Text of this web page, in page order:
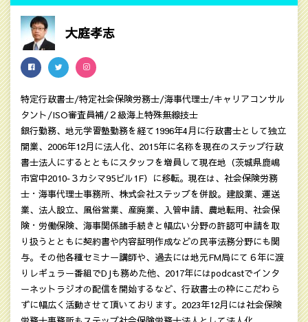
大庭孝志
特定行政書士/特定社会保険労務士/海事代理士/キャリアコンサル
タント/ISO審査員補/２級海上特殊無線技士
銀行勤務、地元学習塾勤務を経て1996年4月に行政書士として独立
開業、2006年12月に法人化、2015年に名称を現在のステップ行政
書士法人にするとともにスタッフを増員して現在地（茨城県鹿嶋
市宮中2010‐３カシマ95ビル1F）に移転。現在は、社会保険労務
士・海事代理士事務所、株式会社ステップを併設。建設業、運送
業、法人設立、風俗営業、産廃業、入管申請、農地転用、社会保
険・労働保険、海事関係諸手続きと幅広い分野の許認可申請を取
り扱うとともに契約書や内容証明作成などの民亊法務分野にも関
与。その他各種セミナー講師や、過去には地元FM局にて６年に渡
りレギュラー番組でDJも務めた他、2017年にはpodcastでインタ
ーネットラジオの配信を開始するなど、行政書士の枠にこだわら
ずに幅広く活動させて頂いております。2023年12月には社会保険